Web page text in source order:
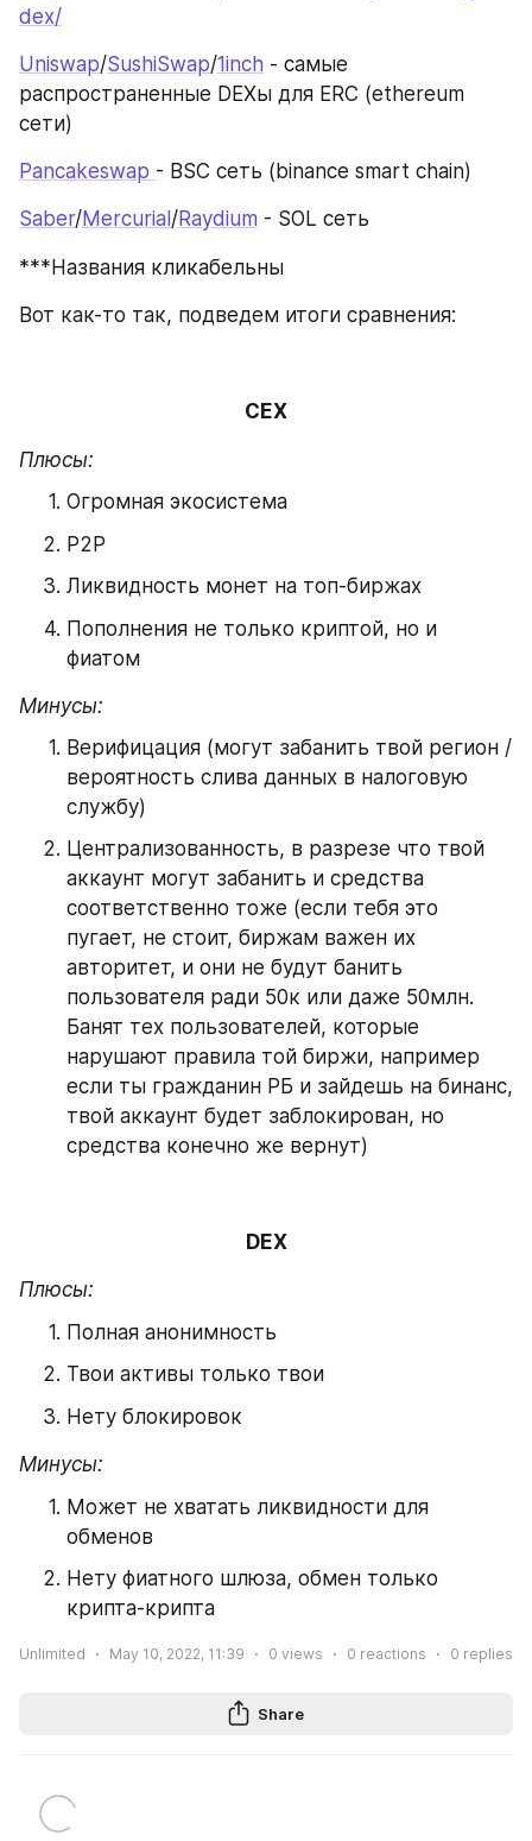
dex/
Uniswap/SushiSwap/1inch - самые
распространенные DEXы для ERC (ethereum
сети)
Pancakeswap - BSC сеть (binance smart chain)
Saber/Mercurial /Raydium - SOL сеть
***Названия кликабельны
Вот как-то так, подведем итоги сравнения:
CEX
Плюсы:
Огромная экосистема
P2P
Ликвидность монет на топ-биржах
Пополнения не только криптой, но и
фиатом
Минусы:
Верифицация (могут забанить твой регион /
вероятность слива данных в налоговую
службу)
Централизованность, в разрезе что твой
аккаунт могут забанить и средства
соответственно тоже (если тебя это
пугает, не стоит, биржам важен их
авторитет, и они не будут банить
пользователя ради 50к или даже 50млн.
Банят тех пользователей, которые
нарушают правила той биржи, например
если ты гражданин РБ и зайдешь на бинанс,
твой аккаунт будет заблокирован, но
средства конечно же вернут)
DEX
Плюсы:
Полная анонимность
Твои активы только твои
Нету блокировок
Минусы:
Может не хватать ликвидности для
обменов
Нету фиатного шлюза, обмен только
крипта-крипта
Unlimited May 10, 2022, 11:39 0 views 0 reactions 0 replies
Share